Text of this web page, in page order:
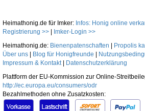
Heimathonig.de für Imker: Infos: Honig online
Registrierung >>
Imker-Login >>
Heimathonig.de: Bienenpatenschaften Propolis
Über uns
Blog für Honigfreunde
Impressum & Kontakt|
Datenschutzerklärung
Plattform der EU-Kommission zur Online-
http://ec.europa.eu/consumers/odr
Bezahlmethoden ohne Zusatzkosten: